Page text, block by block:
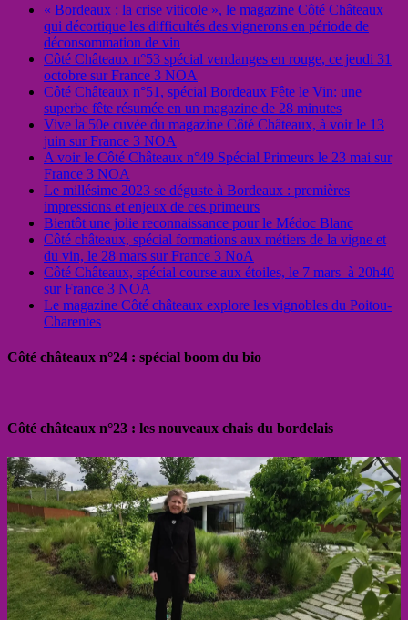
« Bordeaux : la crise viticole », le magazine Côté Châteaux
qui décortique les difficultés des vignerons en période de
déconsommation de vin
Côté Châteaux n°53 spécial vendanges en rouge, ce jeudi 31
octobre sur France 3 NOA
Côté Châteaux n°51, spécial Bordeaux Fête le Vin: une
superbe fête résumée en un magazine de 28 minutes
Vive la 50e cuvée du magazine Côté Châteaux, à voir le 13
juin sur France 3 NOA
A voir le Côté Châteaux n°49 Spécial Primeurs le 23 mai sur
France 3 NOA
Le millésime 2023 se déguste à Bordeaux : premières
impressions et enjeux de ces primeurs
Bientôt une jolie reconnaissance pour le Médoc Blanc
Côté châteaux, spécial formations aux métiers de la vigne et
du vin, le 28 mars sur France 3 NoA
Côté Châteaux, spécial course aux étoiles, le 7 mars à 20h40
sur France 3 NOA
Le magazine Côté châteaux explore les vignobles du Poitou-
Charentes
Côté châteaux n°24 : spécial boom du bio
Côté châteaux n°23 : les nouveaux chais du bordelais